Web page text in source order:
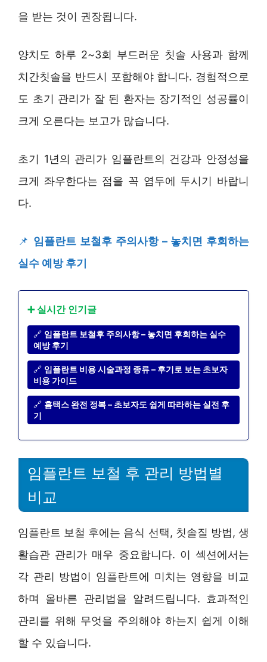
을 받는 것이 권장됩니다.
양치도 하루 2~3회 부드러운 칫솔 사용과 함께
치간칫솔을 반드시 포함해야 합니다. 경험적으로
도 초기 관리가 잘 된 환자는 장기적인 성공률이
크게 오른다는 보고가 많습니다.
초기 1년의 관리가 임플란트의 건강과 안정성을
크게 좌우한다는 점을 꼭 염두에 두시기 바랍니
다.
📌 임플란트 보철후 주의사항 – 놓치면 후회하는
실수 예방 후기
➕ 실시간 인기글
🔗 임플란트 보철후 주의사항 – 놓치면 후회하는 실수
예방 후기
🔗 임플란트 비용 시술과정 종류 – 후기로 보는 초보자
비용 가이드
🔗 홈택스 완전 정복 – 초보자도 쉽게 따라하는 실전 후
기
임플란트 보철 후 관리 방법별
비교
임플란트 보철 후에는 음식 선택, 칫솔질 방법, 생
활습관 관리가 매우 중요합니다. 이 섹션에서는
각 관리 방법이 임플란트에 미치는 영향을 비교
하며 올바른 관리법을 알려드립니다. 효과적인
관리를 위해 무엇을 주의해야 하는지 쉽게 이해
할 수 있습니다.